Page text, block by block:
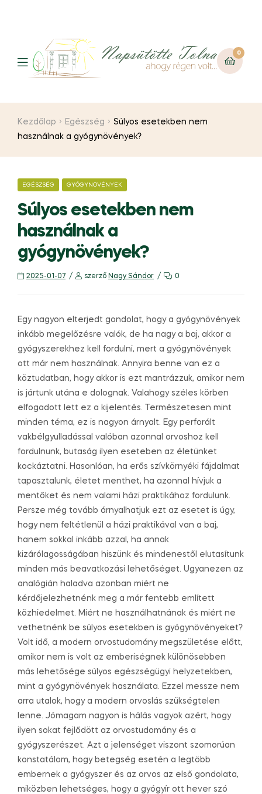
0
Kezdőlap Egészség
Súlyos esetekben nem
használnak a gyógynövények?
EGÉSZSÉG GYÓGYNÖVÉNYEK
Súlyos esetekben nem
használnak a
gyógynövények?
2025-01-07 szerző Nagy Sándor 0
Egy nagyon elterjedt gondolat, hogy a gyógynövények
inkább megelőzésre valók, de ha nagy a baj, akkor a
gyógyszerekhez kell fordulni, mert a gyógynövények
ott már nem használnak. Annyira benne van ez a
köztudatban, hogy akkor is ezt mantrázzuk, amikor nem
is jártunk utána e dolognak. Valahogy széles körben
elfogadott lett ez a kijelentés. Természetesen mint
minden téma, ez is nagyon árnyalt. Egy perforált
vakbélgyulladással valóban azonnal orvoshoz kell
fordulnunk, butaság ilyen eseteben az életünket
kockáztatni. Hasonlóan, ha erős szívkörnyéki fájdalmat
tapasztalunk, életet menthet, ha azonnal hívjuk a
mentőket és nem valami házi praktikához fordulunk.
Persze még tovább árnyalhatjuk ezt az esetet is úgy,
hogy nem feltétlenül a házi praktikával van a baj,
hanem sokkal inkább azzal, ha annak
kizárólagosságában hiszünk és mindenestől elutasítunk
minden más beavatkozási lehetőséget. Ugyanezen az
analógián haladva azonban miért ne
kérdőjelezhetnénk meg a már fentebb említett
közhiedelmet. Miért ne használhatnának és miért ne
vethetnénk be súlyos esetekben is gyógynövényeket?
Volt idő, a modern orvostudomány megszületése előtt,
amikor nem is volt az emberiségnek különösebben
más lehetősége súlyos egészségügyi helyzetekben,
mint a gyógynövények használata. Ezzel messze nem
arra utalok, hogy a modern orvoslás szükségtelen
lenne. Jómagam nagyon is hálás vagyok azért, hogy
ilyen sokat fejlődött az orvostudomány és a
gyógyszerészet. Azt a jelenséget viszont szomorúan
konstatálom, hogy betegség esetén a legtöbb
embernek a gyógyszer és az orvos az első gondolata,
miközben lehetséges, hogy a gyógyír ott hever szó